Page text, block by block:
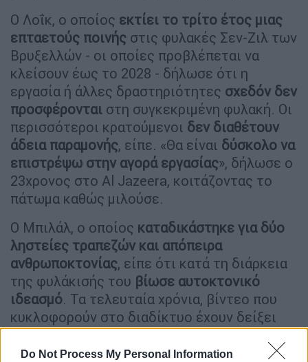
Do Not Process My Personal Information
Ο Λοΐκ, ο οποίος εκτίει το τρίτο έτος μιας
επταετούς ποινής στις φυλακές Σεν-Ζιλ των
Βρυξελλών - οι οποίες προβλέπεται να
κλείσουν έως το 2028 - δήλωσε ότι η
εργασία ή άλλες δραστηριότητες σχεδόν δεν
προσφέρονται στη συγκεκριμένη φυλακή. Οι
περισσότεροι κρατούμενοι δεν διαθέτουν
άδεια παραμονής, είπε. «Θα είναι δύσκολο να
επιστρέψω στην αγορά εργασίας», δήλωσε ο
23χρονος στο Al Jazeera, κοιτάζοντας το
πάτωμα καθώς μιλούσε.
Ο Μπιλάλ, ο οποίος καταδικάστηκε για δύο
ληστείες τραπεζών και απόπειρα
ανθρωποκτονίας, είπε ότι κατά τη διάρκεια
της φυλάκισής του βίωσε αυτοκτονικό
ιδεασμό. Τα τελευταία χρόνια, βίντεο που
κυκλοφορούν στο διαδίκτυο έχουν δείξει
drones να μεταφέρουν λαθραία αντικείμενα
μέσα στις φυλακές. Το 2024, ένα βίντεο